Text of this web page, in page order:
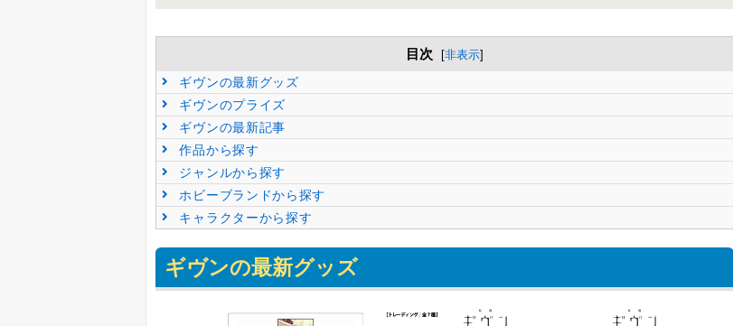
目次 [非表示]
ギヴンの最新グッズ
ギヴンのプライズ
ギヴンの最新記事
作品から探す
ジャンルから探す
ホビーブランドから探す
キャラクターから探す
ギヴンの最新グッズ